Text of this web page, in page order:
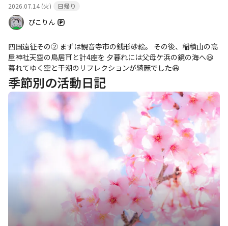
2026.07.14 (火)
日帰り
ぴこりん
四国遠征その② まずは観音寺市の銭形砂絵。 その後、稲積山の高
屋神社天空の鳥居⛩️と計4座を 夕暮れには父母ケ浜の鏡の海へ😃
暮れてゆく空と干潮のリフレクションが綺麗でした😆
季節別の活動日記